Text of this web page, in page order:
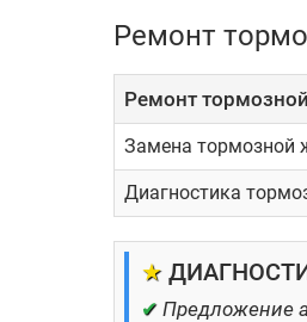
Ремонт
Ремонт
Замена тормозной
Диагностика
★
✔ Предложение